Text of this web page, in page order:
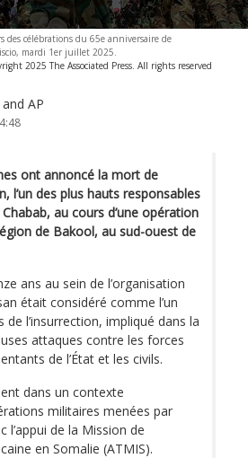
des célébrations du 65e anniversaire de
mardi 1er juillet 2025.
2025 The Associated Press. All rights reserved
and AP
ont annoncé la mort de
l’un des plus hauts responsables
au cours d’une opération
de Bakool, au sud-ouest de
ans au sein de l’organisation
était considéré comme l’un
l’insurrection, impliqué dans la
attaques contre les forces
de l’État et les civils.
dans un contexte
militaires menées par
l’appui de la Mission de
en Somalie (ATMIS).